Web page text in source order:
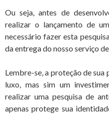
Ou seja, antes de
realizar o lançamento de
necessário fazer esta
da entrega do nosso serviço
Lembre-se, a proteção de
luxo, mas sim um
realizar uma pesquisa de
apenas protege sua